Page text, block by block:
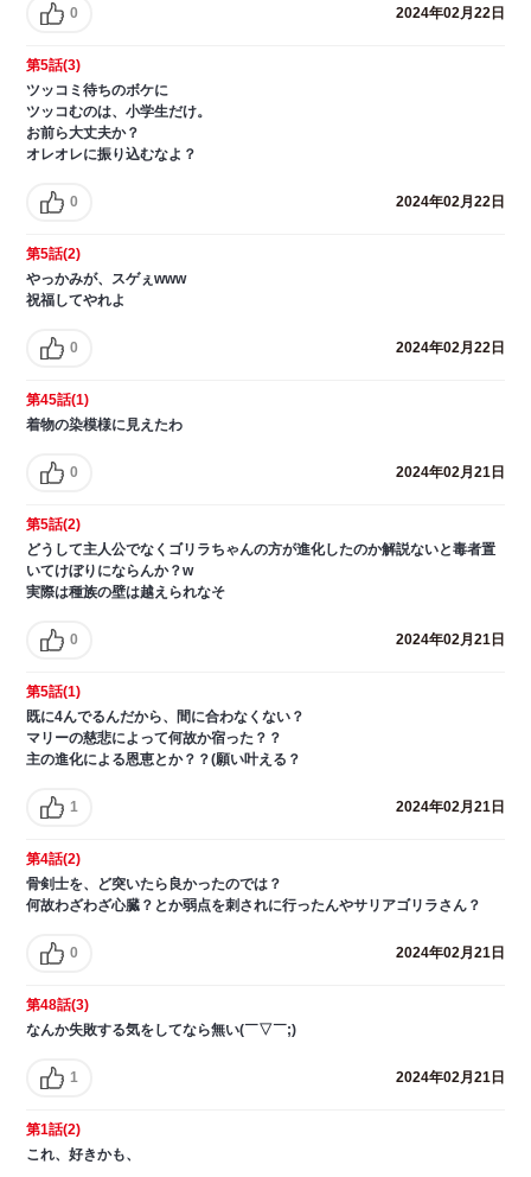
0 2024年02月22日
第5話(3)
ツッコミ待ちのボケに
ツッコむのは、小学生だけ。
お前ら大丈夫か？
オレオレに振り込むなよ？
0 2024年02月22日
第5話(2)
やっかみが、スゲぇwww
祝福してやれよ
0 2024年02月22日
第45話(1)
着物の染模様に見えたわ
0 2024年02月21日
第5話(2)
どうして主人公でなくゴリラちゃんの方が進化したのか解説ないと毒者置
いてけぼりにならんか？w
実際は種族の壁は越えられなそ
0 2024年02月21日
第5話(1)
既に4んでるんだから、間に合わなくない？
マリーの慈悲によって何故か宿った？？
主の進化による恩恵とか？？(願い叶える？
1 2024年02月21日
第4話(2)
骨剣士を、ど突いたら良かったのでは？
何故わざわざ心臓？とか弱点を刺されに行ったんやサリアゴリラさん？
0 2024年02月21日
第48話(3)
なんか失敗する気をしてなら無い(￣▽￣;)
1 2024年02月21日
第1話(2)
これ、好きかも、